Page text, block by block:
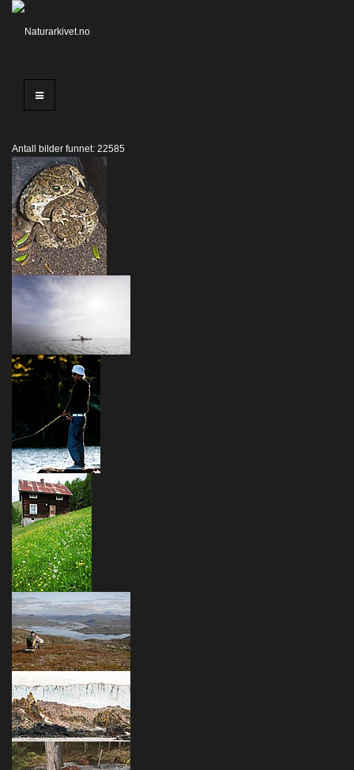
Antall bilder funnet: 22585